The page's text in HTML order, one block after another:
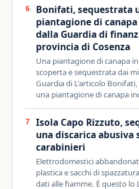
6
Bonifati, sequestrata
piantagione di
dalla Guardia di
provincia di Cosenza
Una piantagione di canapa
scoperta e sequestrata dai
Guardia di L'articolo
una piantagione di canapa
7
Isola Capo Rizzuto,
una discarica abusiva
carabinieri
Elettrodomestici
plastica e sacchi di
dati alle fiamme. È questo lo